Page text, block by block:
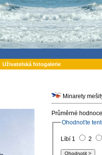
Uživatelská fotogalerie
Minarety
Průměrné
Ohodnoťte
Líbí 1 2